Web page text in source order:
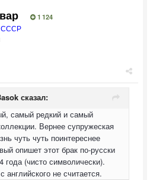
1 124
СССР
сказал:
самый редкий и самый
Вернее супружеская
чуть чуть поинтереснее
опишет этот брак по-русски
года (чисто символически).
не считается.